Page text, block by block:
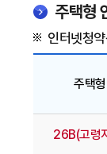
주택형
인터넷청
주택형
26B(고령